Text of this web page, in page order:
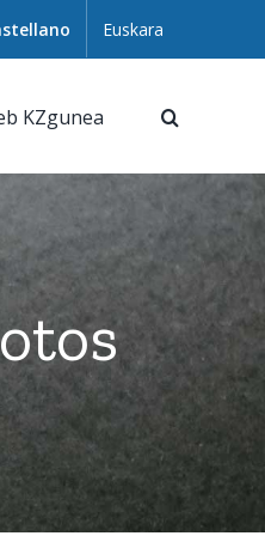
Euskara
KZgunea